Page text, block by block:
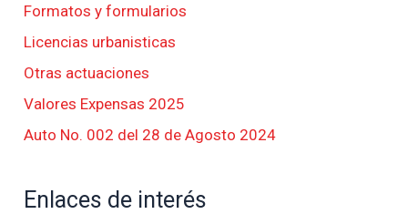
Formatos y formularios
Licencias urbanisticas
Otras actuaciones
Valores Expensas 2025
Auto No. 002 del 28 de Agosto 2024
Enlaces de interés